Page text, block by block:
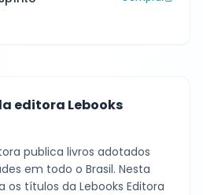
editora Lebooks
publica livros adotados
em todo o Brasil. Nesta
os títulos da Lebooks Editora